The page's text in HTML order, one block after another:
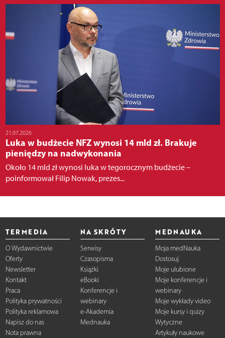
21.07.2026
Luka w budżecie NFZ wynosi 14 mld zł. Brakuje
pieniędzy na nadwykonania
Około 14 mld zł wynosi luka w tegorocznym budżecie –
poinformował Filip Nowak, prezes...
TERMEDIA
O Wydawnictwie
Oferty
Newsletter
Kontakt
Praca
Polityka prywatności
Polityka reklamowa
Napisz do nas
Nota prawna
NA SKRÓTY
Serwisy
Czasopisma
Książki
eBooki
Konferencje i
webinary
e-Akademia
Mednauka
MEDNAUKA
Moja medNauka
Dostosuj
Moje ulubione
Moje konferencje i
webinary
Moje wykłady video
Moje kursy i quizy
Wytyczne
Artykuły naukowe